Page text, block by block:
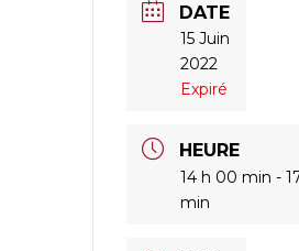
DATE
15 Juin
2022
Expiré
HEURE
14 h 00 min -
min